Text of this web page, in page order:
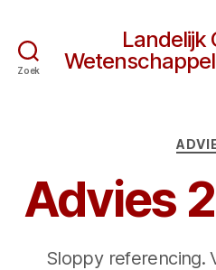
Zoek
Landelijk
Advies
Sloppy referencing.